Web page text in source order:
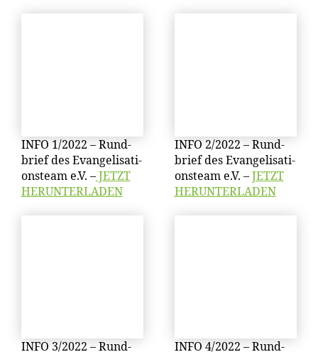
INFO 1/​2022 – Rund­
brief des Evan­ge­li­sa­ti­
ons­team e.V. –JETZT
HERUNTERLADEN
INFO 2/​2022 – Rund­
brief des Evan­ge­li­sa­ti­
ons­team e.V. –JETZT
HERUNTERLADEN
INFO 3/​2022 – Rund­
INFO 4/​2022 – Rund­